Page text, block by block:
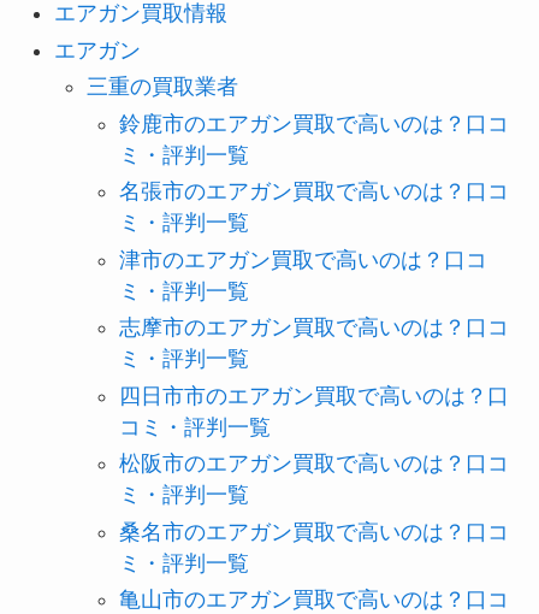
エアガン買取情報
エアガン
三重の買取業者
鈴鹿市のエアガン買取で高いのは？口コ
ミ・評判一覧
名張市のエアガン買取で高いのは？口コ
ミ・評判一覧
津市のエアガン買取で高いのは？口コ
ミ・評判一覧
志摩市のエアガン買取で高いのは？口コ
ミ・評判一覧
四日市市のエアガン買取で高いのは？口
コミ・評判一覧
松阪市のエアガン買取で高いのは？口コ
ミ・評判一覧
桑名市のエアガン買取で高いのは？口コ
ミ・評判一覧
亀山市のエアガン買取で高いのは？口コ